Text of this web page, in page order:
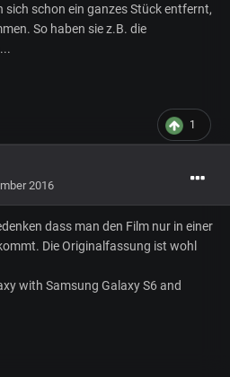
schon ein ganzes Stück entfernt,
So haben sie z.B. die
1
2016
dass man den Film nur in einer
Die Originalfassung ist wohl
with Samsung Galaxy S6 and